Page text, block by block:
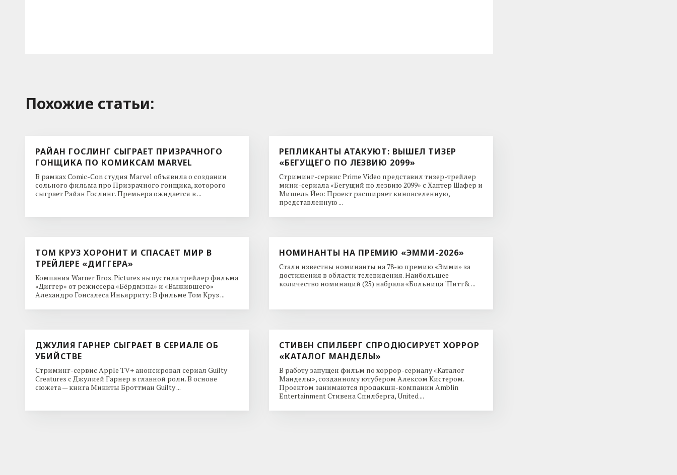
Похожие cтатьи:
РАЙАН ГОСЛИНГ СЫГРАЕТ ПРИЗРАЧНОГО
ГОНЩИКА ПО КОМИКСАМ MARVEL
В рамках Comic-Con студия Marvel объявила о создании
сольного фильма про Призрачного гонщика, которого
сыграет Райан Гослинг. Премьера ожидается в ...
РЕПЛИКАНТЫ АТАКУЮТ: ВЫШЕЛ ТИЗЕР
«БЕГУЩЕГО ПО ЛЕЗВИЮ 2099»
Стриминг-сервис Prime Video представил тизер-трейлер
мини-сериала «Бегущий по лезвию 2099» с Хантер Шафер и
Мишель Йео: Проект расширяет киновселенную,
представленную ...
ТОМ КРУЗ ХОРОНИТ И СПАСАЕТ МИР В
ТРЕЙЛЕРЕ «ДИГГЕРА»
Компания Warner Bros. Pictures выпустила трейлер фильма
«Диггер» от режиссера «Бёрдмэна» и «Выжившего»
Алехандро Гонсалеса Иньярриту: В фильме Том Круз ...
НОМИНАНТЫ НА ПРЕМИЮ «ЭММИ-2026»
Стали известны номинанты на 78-ю премию «Эмми» за
достижения в области телевидения. Наибольшее
количество номинаций (25) набрала «Больница "Питт& ...
ДЖУЛИЯ ГАРНЕР СЫГРАЕТ В СЕРИАЛЕ ОБ
УБИЙСТВЕ
Стриминг-сервис Apple TV+ анонсировал сериал Guilty
Creatures с Джулией Гарнер в главной роли. В основе
сюжета — книга Микиты Броттман Guilty ...
СТИВЕН СПИЛБЕРГ СПРОДЮСИРУЕТ ХОРРОР
«КАТАЛОГ МАНДЕЛЫ»
В работу запущен фильм по хоррор-сериалу «Каталог
Манделы», созданному ютубером Алексом Кистером.
Проектом занимаются продакшн-компании Amblin
Entertainment Стивена Спилберга, United ...